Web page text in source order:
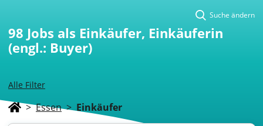
Alle Filter
Suche ändern
98 Jobs als Einkäufer, Einkäuferin
(engl.: Buyer)
> Essen > Einkäufer